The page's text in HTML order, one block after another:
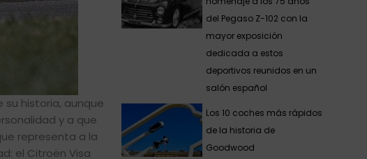
historia, aunque
y a que
representa a la
el Citroën Visa
del Pegaso Z-102 con la
mayor exposición
dedicada a estos
deportivos reunidos en un
salón español
Los 10 coches más rápidos
de la historia de
Goodwood